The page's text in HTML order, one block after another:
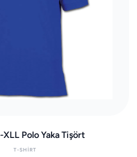
Polo Yaka Tişört
T-SHIRT